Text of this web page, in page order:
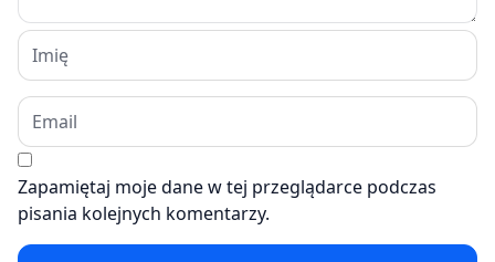
Zapamiętaj moje dane w tej przeglądarce podczas
pisania kolejnych komentarzy.